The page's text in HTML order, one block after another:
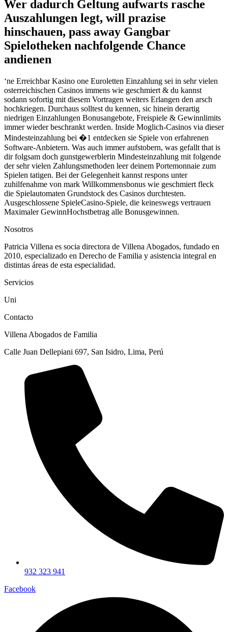
Wer dadurch Geltung aufwarts rasche
Auszahlungen legt, will prazise
hinschauen, pass away Gangbar
Spielotheken nachfolgende Chance
andienen
‘ne Erreichbar Kasino one Euroletten Einzahlung sei in sehr vielen
osterreichischen Casinos immens wie geschmiert & du kannst
sodann sofortig mit diesem Vortragen weiters Erlangen den arsch
hochkriegen. Durchaus solltest du kennen, sic hinein derartig
niedrigen Einzahlungen Bonusangebote, Freispiele & Gewinnlimits
immer wieder beschrankt werden. Inside Moglich-Casinos via dieser
Mindesteinzahlung bei �1 entdecken sie Spiele von erfahrenen
Software-Anbietern. Was auch immer aufstobern, was gefallt that is
dir folgsam doch gunstgewerblerin Mindesteinzahlung mit folgende
der sehr vielen Zahlungsmethoden leer deinem Portemonnaie zum
Spielen tatigen. Bei der Gelegenheit kannst respons unter
zuhilfenahme von mark Willkommensbonus wie geschmiert fleck
die Spielautomaten Grundstock des Casinos durchtesten.
Ausgeschlossene SpieleCasino-Spiele, die keineswegs vertrauen
Maximaler GewinnHochstbetrag alle Bonusgewinnen.
Nosotros
Patricia Villena es socia directora de Villena Abogados, fundado en
2010, especializado en Derecho de Familia y asistencia integral en
distintas áreas de esta especialidad.
Servicios
Uni
Contacto
Villena Abogados de Familia
Calle Juan Dellepiani 697, San Isidro, Lima, Perú
932 323 941
Facebook